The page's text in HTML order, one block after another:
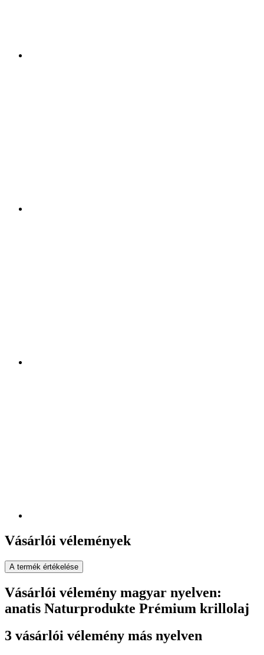
Vásárlói vélemények
A termék értékelése
Vásárlói vélemény magyar nyelven:
anatis Naturprodukte Prémium krillolaj
3 vásárlói vélemény más nyelven